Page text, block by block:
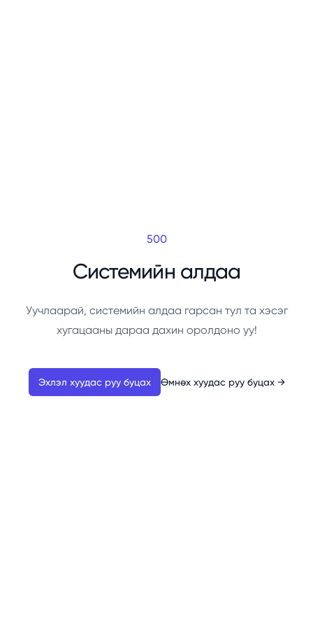
500
Системийн алдаа
Уучлаарай, системийн алдаа гарсан тул та хэсэг
хугацааны дараа дахин оролдоно уу!
Эхлэл хуудас руу буцах Өмнөх хуудас руу буцах →